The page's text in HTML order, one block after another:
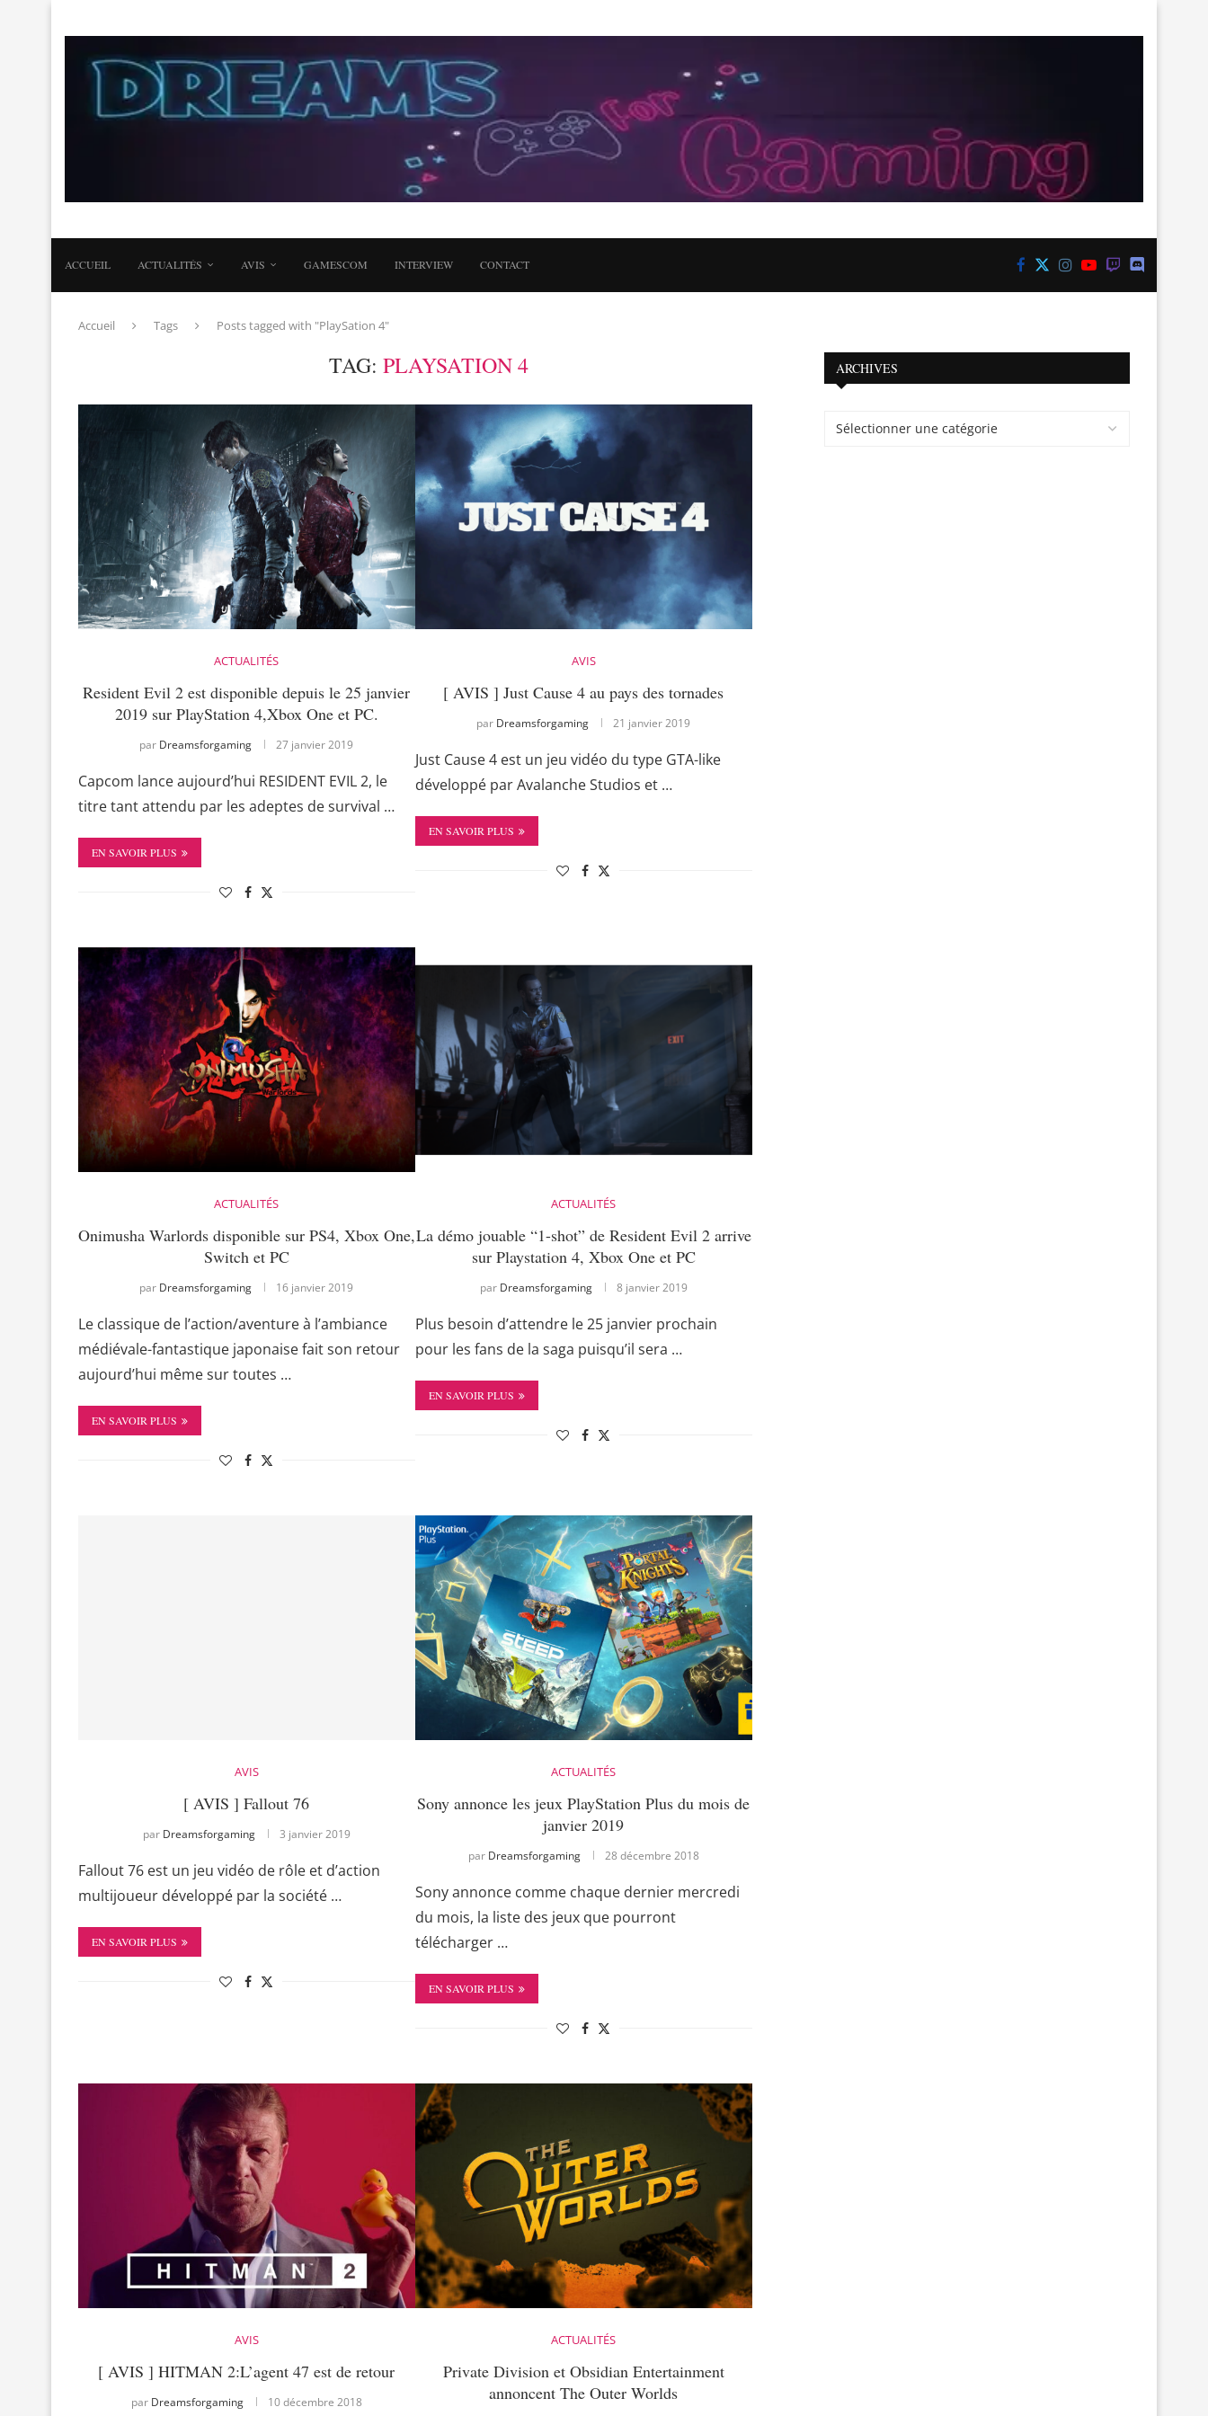
ACCUEIL ACTUALITÉS AVIS GAMESCOM INTERVIEW CONTACT
Accueil Tags Posts tagged with "PlaySation 4"
TAG: PLAYSATION 4
ACTUALITÉS
Resident Evil 2 est disponible depuis le 25 janvier
2019 sur PlayStation 4,Xbox One et PC.
par Dreamsforgaming 27 janvier 2019
Capcom lance aujourd’hui RESIDENT EVIL 2, le
titre tant attendu par les adeptes de survival …
EN SAVOIR PLUS
AVIS
[ AVIS ] Just Cause 4 au pays des tornades
par Dreamsforgaming 21 janvier 2019
Just Cause 4 est un jeu vidéo du type GTA-like
développé par Avalanche Studios et …
EN SAVOIR PLUS
ACTUALITÉS
Onimusha Warlords disponible sur PS4, Xbox One,
Switch et PC
par Dreamsforgaming 16 janvier 2019
Le classique de l’action/aventure à l’ambiance
médiévale-fantastique japonaise fait son retour
aujourd’hui même sur toutes …
EN SAVOIR PLUS
ACTUALITÉS
La démo jouable “1-shot” de Resident Evil 2 arrive
sur Playstation 4, Xbox One et PC
par Dreamsforgaming 8 janvier 2019
Plus besoin d’attendre le 25 janvier prochain
pour les fans de la saga puisqu’il sera …
EN SAVOIR PLUS
AVIS
[ AVIS ] Fallout 76
par Dreamsforgaming 3 janvier 2019
Fallout 76 est un jeu vidéo de rôle et d’action
multijoueur développé par la société …
EN SAVOIR PLUS
ACTUALITÉS
Sony annonce les jeux PlayStation Plus du mois de
janvier 2019
par Dreamsforgaming 28 décembre 2018
Sony annonce comme chaque dernier mercredi
du mois, la liste des jeux que pourront
télécharger …
EN SAVOIR PLUS
AVIS
[ AVIS ] HITMAN 2:L’agent 47 est de retour
par Dreamsforgaming 10 décembre 2018
ACTUALITÉS
Private Division et Obsidian Entertainment
annoncent The Outer Worlds
ARCHIVES